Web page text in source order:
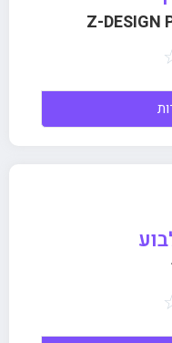
Z-DESIGN